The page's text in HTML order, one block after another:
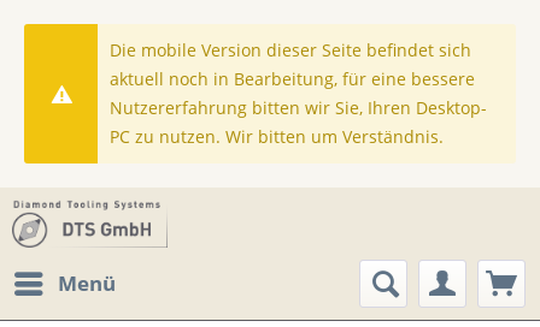
Die mobile Version dieser Seite befindet sich
aktuell noch in Bearbeitung, für eine bessere
Nutzererfahrung bitten wir Sie, Ihren Desktop-
PC zu nutzen. Wir bitten um Verständnis.
Menü